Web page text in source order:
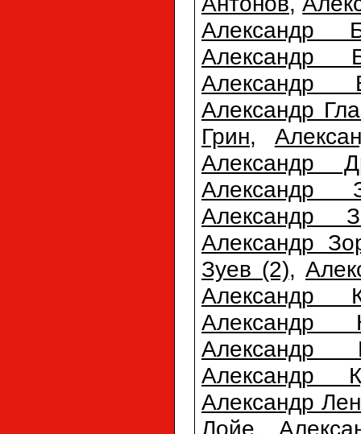
Александр
Александр
Александр
Александр
Грин,
Александр
Александр
Александр
Александр
Зуев (2),
Александр
Александр
Александр
Александр
Александр
Лойе,